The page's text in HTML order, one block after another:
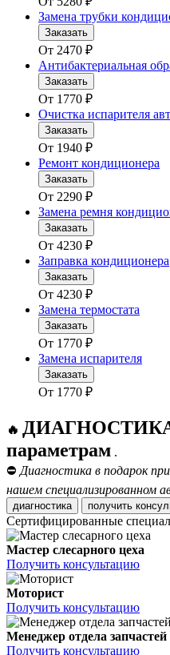
Замена трубки
Заказать
От 2470 ₽
Антибактериальная
Заказать
От 1770 ₽
Очистка испарителя
Заказать
От 1940 ₽
Ремонт кондиционера
Заказать
От 2290 ₽
Замена ремня
Заказать
От 4230 ₽
Заправка кондиционера
Заказать
От 4230 ₽
Замена термостата
Заказать
От 1770 ₽
Замена испарителя
Заказать
От 1770 ₽
🔥 ДИАГНОСТИКА
параметрам .
⛔ Диагностика в подарок
нашем специализированном
диагностика получить
Сертифицированные
Мастер слесарного цеха
Получить консультацию
Моторист
Получить консультацию
Менеджер отдела запчастей
Получить консультацию